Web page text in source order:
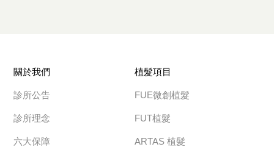
關於我們
診所公告
診所理念
六大保障
植髮項目
FUE微創植髮
FUT植髮
ARTAS 植髮